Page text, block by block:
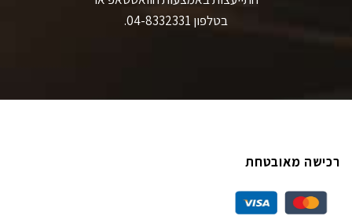
בטלפון 04-8332331.
רכישה מאובטחת